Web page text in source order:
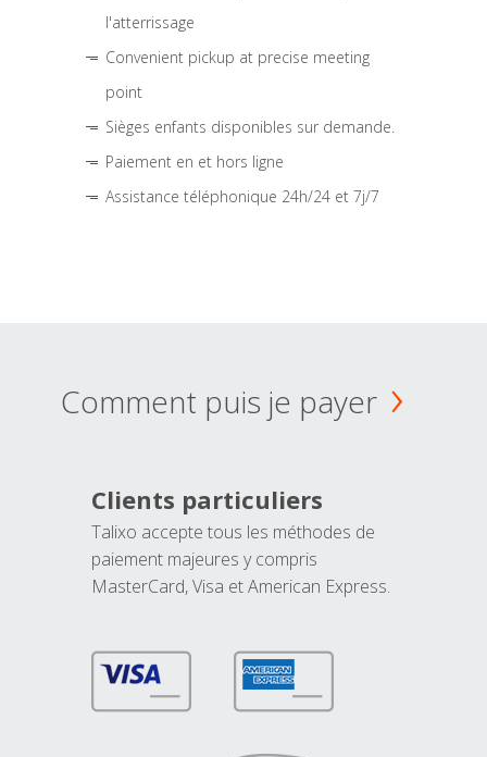
l'atterrissage
Convenient pickup at precise meeting
point
Sièges enfants disponibles sur demande.
Paiement en et hors ligne
Assistance téléphonique 24h/24 et 7j/7
Comment puis je payer
Clients particuliers
Talixo accepte tous les méthodes de
paiement majeures y compris
MasterCard, Visa et American Express.